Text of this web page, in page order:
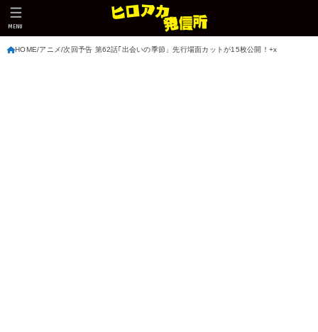
MENU
HOME アニメ 次回予告 第62話｢出会いの季節」先行場面カットが15枚公開！+x